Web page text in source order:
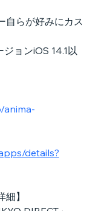
自らが好みにカス
ョンiOS 14.1以
details?
】